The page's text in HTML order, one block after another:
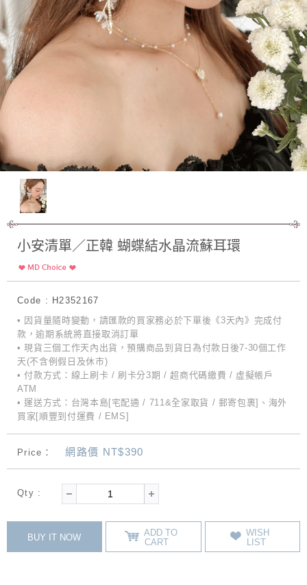
小安清單／正韓 蝴蝶結水晶流蘇耳環
Code : H2352167
• 因貨量隨時變動，請匯款的買家務必於下單後《3天內》完成付
款，逾期系統將直接取消訂單
• 現貨三個工作天內出貨，預購商品到貨日為付款日後7-30個工作
天(不含例假日及休市)
• 付款方式：線上刷卡 / 刷卡分3期 / 超商代碼繳費 / 虛擬帳戶
ATM
• 運送方式：台灣本島[宅配通 / 711&全家取貨 / 郵寄包裹]、海外
買家[順豐到付運費 / EMS]
Price：網路價 NT$390
Qty :
BUY IT NOW
ADD TO
CART
WISH
LIST